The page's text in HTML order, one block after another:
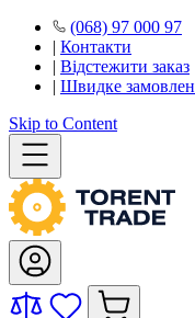
(068) 97 000 97
| Контакти
| Відстежити заказ
| Швидке
Skip to Content